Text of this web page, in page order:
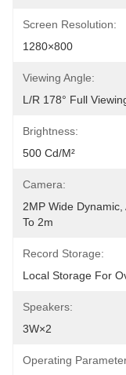
Screen Resolution:
1280×800
Viewing Angle:
L/R 178° Full
Brightness:
500 Cd/m²
Camera:
2MP Wide
To 2m
Record Storage:
Local Storage For
Speakers:
3W×2
Operating